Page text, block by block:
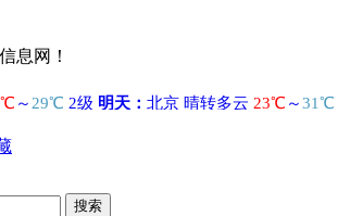
息网！
搜索